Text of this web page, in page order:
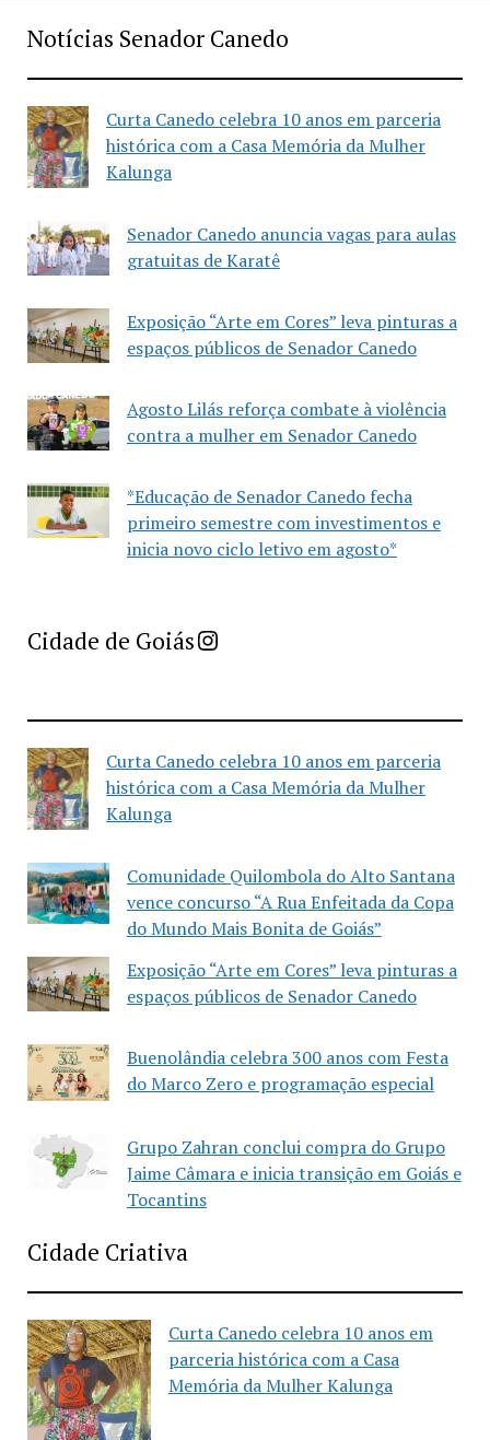
Notícias Senador Canedo
Curta Canedo celebra 10 anos em parceria
histórica com a Casa Memória da Mulher
Kalunga
Senador Canedo anuncia vagas para aulas
gratuitas de Karatê
Exposição “Arte em Cores” leva pinturas a
espaços públicos de Senador Canedo
Agosto Lilás reforça combate à violência
contra a mulher em Senador Canedo
*Educação de Senador Canedo fecha
primeiro semestre com investimentos e
inicia novo ciclo letivo em agosto*
Cidade de GoiásImprensa Criativa da Cidade de Goiás
Curta Canedo celebra 10 anos em parceria
histórica com a Casa Memória da Mulher
Kalunga
Comunidade Quilombola do Alto Santana
vence concurso “A Rua Enfeitada da Copa
do Mundo Mais Bonita de Goiás”
Exposição “Arte em Cores” leva pinturas a
espaços públicos de Senador Canedo
Buenolândia celebra 300 anos com Festa
do Marco Zero e programação especial
Grupo Zahran conclui compra do Grupo
Jaime Câmara e inicia transição em Goiás e
Tocantins
Cidade Criativa
Curta Canedo celebra 10 anos em
parceria histórica com a Casa
Memória da Mulher Kalunga